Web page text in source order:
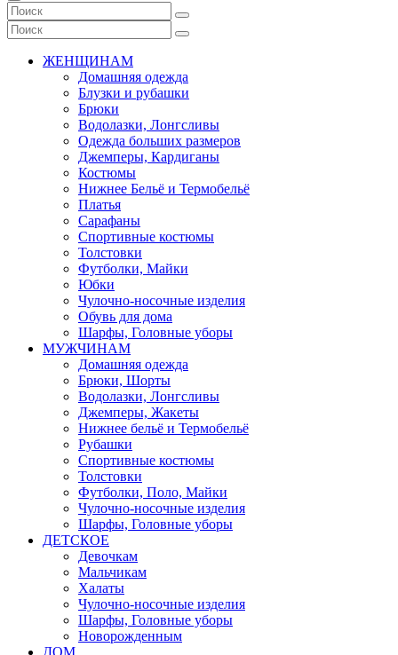
ЖЕНЩИНАМ
Домашняя одежда
Блузки и рубашки
Брюки
Водолазки, Лонгсливы
Одежда больших размеров
Джемперы, Кардиганы
Костюмы
Нижнее Бельё и Термобельё
Платья
Сарафаны
Спортивные костюмы
Толстовки
Футболки, Майки
Юбки
Чулочно-носочные изделия
Обувь для дома
Шарфы, Головные уборы
МУЖЧИНАМ
Домашняя одежда
Брюки, Шорты
Водолазки, Лонгсливы
Джемперы, Жакеты
Нижнее бельё и Термобельё
Рубашки
Спортивные костюмы
Толстовки
Футболки, Поло, Майки
Чулочно-носочные изделия
Шарфы, Головные уборы
ДЕТСКОЕ
Девочкам
Мальчикам
Халаты
Чулочно-носочные изделия
Шарфы, Головные уборы
Новорожденным
ДОМ